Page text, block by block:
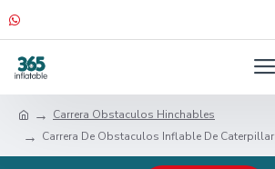
Carrera Obstaculos Hinchables
Carrera De Obstaculos Inflable De Caterpillar